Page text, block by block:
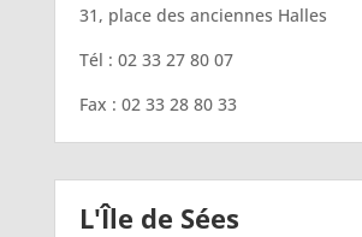
31, place des anciennes Halles
Tél : 02 33 27 80 07
Fax : 02 33 28 80 33
L'Île de Sées